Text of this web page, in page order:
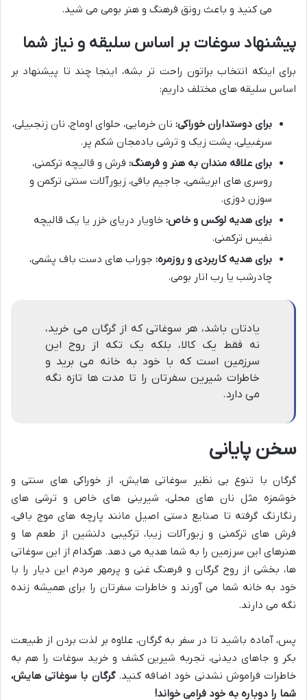
می کنید و باعث رونق فرهنگ و هنر بومی می شید.
پیشنهاد سوغات بر اساس سلیقه و نیاز شما
برای اینکه انتخاب براتون راحت تر بشه، اینجا چند تا پیشنهاد بر
اساس سلیقه های مختلف داریم:
برای دوستداران خوراکی: نان خرمایی، حلوای اوماج، نان زنجبیلی،
سرغبیلی، پشت زیک و ترشی بادمجان شکم پر.
برای علاقه مندان به هنر و فرهنگ: فرش و قالیچه ترکمنی،
روسری های ابریشمی، جاجیم بافی، زیورآلات سنتی ترکمن و
سوزن دوزی.
برای هدیه لوکس و خاص: خاویار دریای خزر یا یک قالیچه
نفیس ترکمنی.
برای هدیه کاربردی و روزمره: جوراب های دست باف پشمی،
چادرشب یا رب انار بومی.
یادتان باشد، هر سوغاتی که از گرگان می خرید،
نه فقط یک کالا، بلکه یک تکه از روح این
سرزمین است که با خود به خانه می برید و
خاطرات شیرین سفرتان را تا مدت ها تازه نگه
می دارد.
سخن پایانی
گرگان با تنوع بی نظیر سوغاتی هایش، از خوراکی های سنتی و
خوشمزه مثل نان های محلی، شیرینی های خاص و ترشی های
رنگارنگ گرفته تا صنایع دستی اصیل مانند پارچه های موج بافی،
فرش های ترکمنی و زیورآلات زیبا، ترکیبی دلنشین از طعم ها و
هنرهای این سرزمین را به شما هدیه می دهد. هرکدام از این سوغاتی
ها، بخشی از روح گرگان و فرهنگ غنی و پرمهر مردم این دیار را با
خود به خانه شما می آورند و خاطرات سفرتان را برای همیشه زنده
نگه می دارند.
پس، آماده باشید تا در سفر به گرگان، علاوه بر لذت بردن از طبیعت
بکر و جاهای دیدنی، تجربه شیرین کشف و خرید سوغات را هم به
خاطرات فراموش نشدنی خود اضافه کنید.گرگان با سوغاتی هایش،
شما را دوباره به خود فرامی خواند!